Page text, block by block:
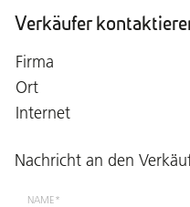
Verkäufer
Firma
Ort
Internet
Nachricht an den
NAME*